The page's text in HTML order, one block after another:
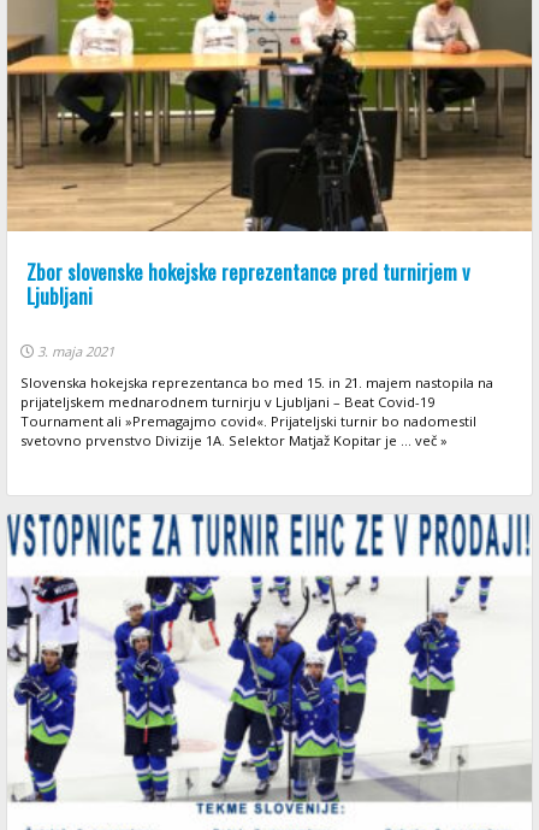
Zbor slovenske hokejske reprezentance pred turnirjem v
Ljubljani
3. maja 2021
Slovenska hokejska reprezentanca bo med 15. in 21. majem nastopila na
prijateljskem mednarodnem turnirju v Ljubljani – Beat Covid-19
Tournament ali »Premagajmo covid«. Prijateljski turnir bo nadomestil
svetovno prvenstvo Divizije 1A. Selektor Matjaž Kopitar je ... več »